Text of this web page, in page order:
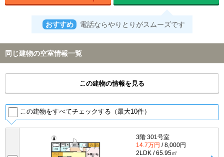
おすすめ 電話ならやりとりがスムーズです
同じ建物の空室情報一覧
この建物の情報を見る
この建物をすべてチェックする（最大10件）
3階 301号室
14.7万円 / 8,000円
2LDK / 65.95㎡